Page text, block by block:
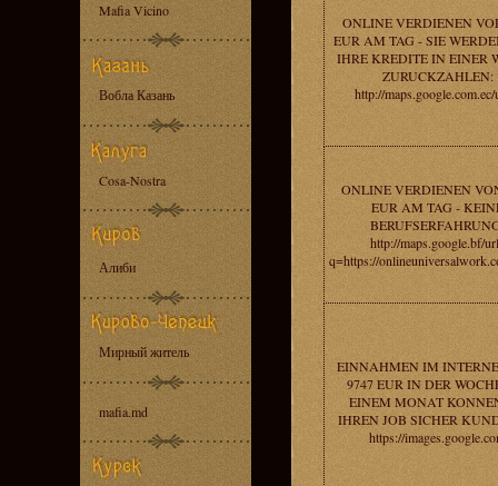
Mafia Vicino
Вобла Казань
Cosa-Nostra
Алиби
Мирный житель
mafia.md
ONLINE VERDIENEN
EUR AM TAG - SIE
IHRE KREDITE IN EINER
ZURUCKZAHLEN:
http://maps.google.com.ec/
ONLINE VERDIENEN
EUR AM TAG -
http://maps.google.bf/
q=https://
EINNAHMEN IM
9747 EUR IN DER
EINEM MONAT
IHREN JOB SICHER
https://